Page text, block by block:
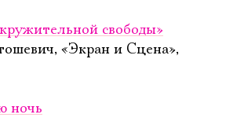
свободы»
«Экран и Сцена»,
ночь